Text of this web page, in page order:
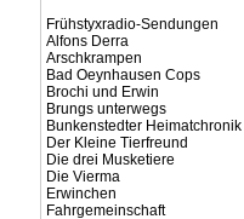
Frühstyxradio-Sendungen
Alfons Derra
Arschkrampen
Bad Oeynhausen Cops
Brochi und Erwin
Brungs unterwegs
Bunkenstedter Heimatchronik
Der Kleine Tierfreund
Die drei Musketiere
Die Vierma
Erwinchen
Fahrgemeinschaft